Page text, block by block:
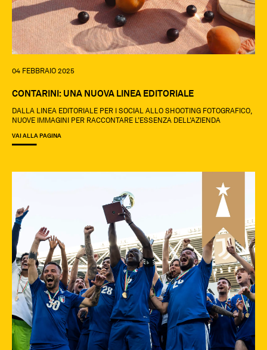
04 FEBBRAIO 2025
CONTARINI: UNA NUOVA LINEA EDITORIALE
DALLA LINEA EDITORIALE PER I SOCIAL ALLO SHOOTING FOTOGRAFICO,
NUOVE IMMAGINI PER RACCONTARE L’ESSENZA DELL’AZIENDA
VAI ALLA PAGINA